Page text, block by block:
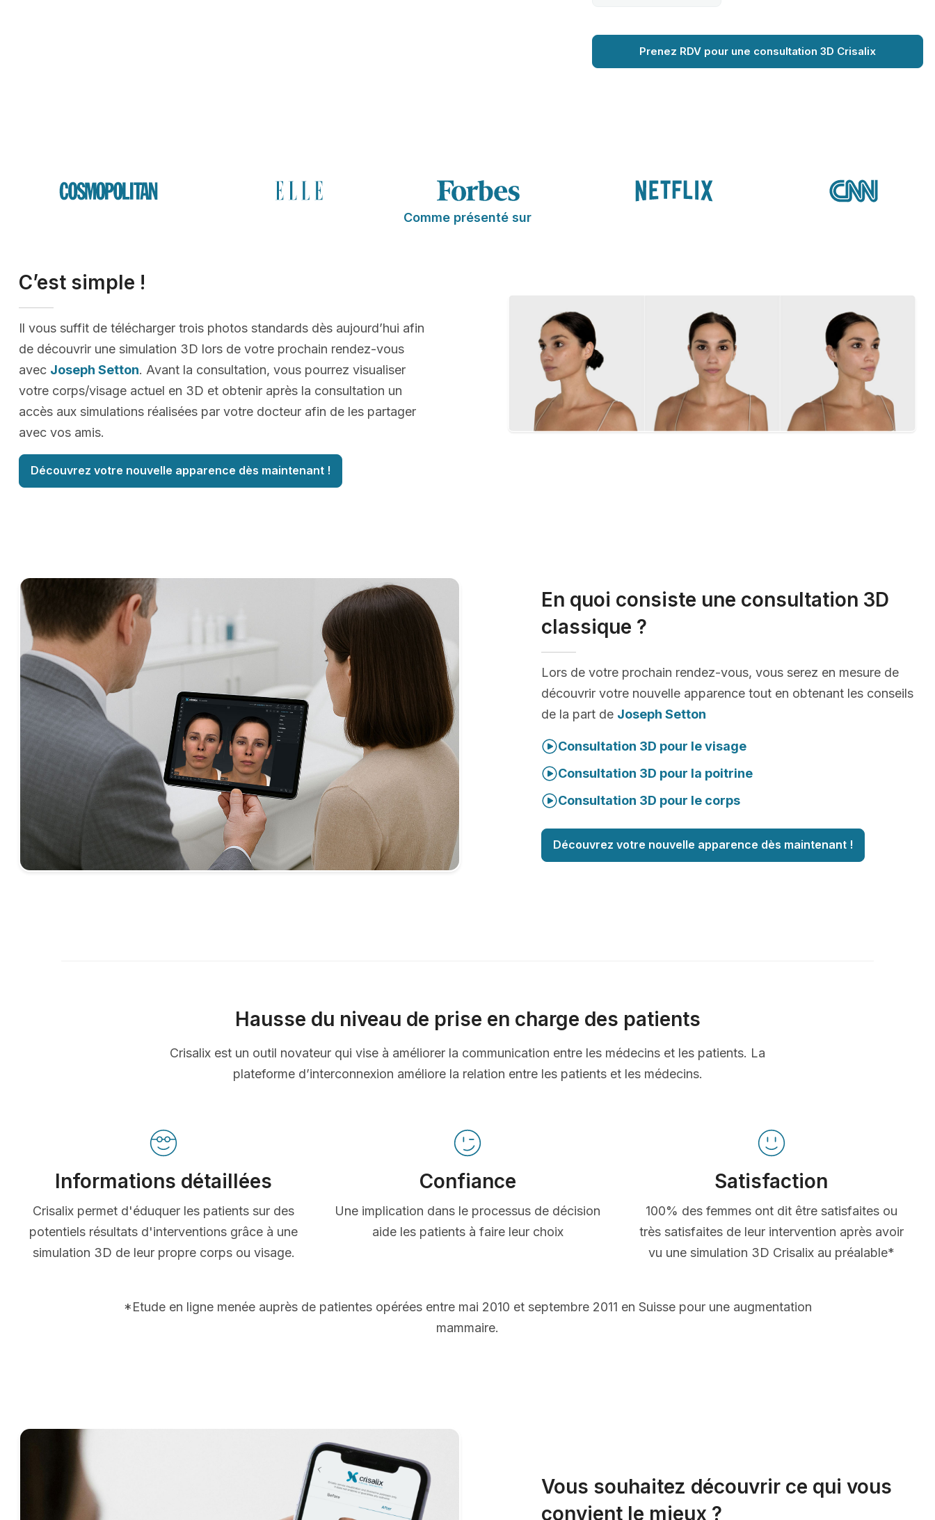
Prenez RDV pour une consultation 3D Crisalix
Comme présenté sur
C’est simple !
Il vous suffit de télécharger trois photos standards dès aujourd’hui afin
de découvrir une simulation 3D lors de votre prochain rendez-vous
avec Joseph Setton. Avant la consultation, vous pourrez visualiser
votre corps/visage actuel en 3D et obtenir après la consultation un
accès aux simulations réalisées par votre docteur afin de les partager
avec vos amis.
Découvrez votre nouvelle apparence dès maintenant !
En quoi consiste une consultation 3D
classique ?
Lors de votre prochain rendez-vous, vous serez en mesure de
découvrir votre nouvelle apparence tout en obtenant les conseils
de la part de Joseph Setton
Consultation 3D pour le visage
Consultation 3D pour la poitrine
Consultation 3D pour le corps
Découvrez votre nouvelle apparence dès maintenant !
Hausse du niveau de prise en charge des patients
Crisalix est un outil novateur qui vise à améliorer la communication entre les médecins et les patients. La
plateforme d’interconnexion améliore la relation entre les patients et les médecins.
Informations détaillées
Crisalix permet d'éduquer les patients sur des
potentiels résultats d'interventions grâce à une
simulation 3D de leur propre corps ou visage.
Confiance
Une implication dans le processus de décision
aide les patients à faire leur choix
Satisfaction
100% des femmes ont dit être satisfaites ou
très satisfaites de leur intervention après avoir
vu une simulation 3D Crisalix au préalable*
*Etude en ligne menée auprès de patientes opérées entre mai 2010 et septembre 2011 en Suisse pour une augmentation
mammaire.
Vous souhaitez découvrir ce qui vous
convient le mieux ?